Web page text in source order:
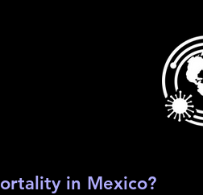
in Mexico?